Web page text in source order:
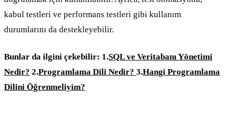
kabul testleri ve performans testleri gibi kullanım
durumlarını da destekleyebilir.
Bunlar da ilgini çekebilir: 1.SQL ve Veritabanı Yönetimi
Nedir? 2.Programlama Dili Nedir? 3.Hangi Programlama
Dilini Öğrenmeliyim?